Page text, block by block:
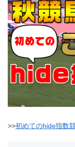
>>初めてのhide指数